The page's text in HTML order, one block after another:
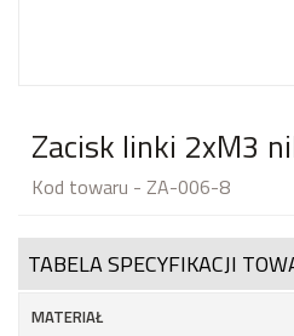
Zacisk linki 2xM3
Kod towaru - ZA-006-8
TABELA SPECYFIKACJI
MATERIAŁ